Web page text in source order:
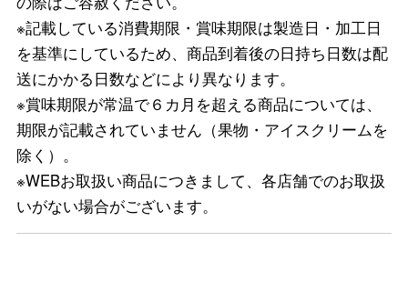
※記載している消費期限・賞味期限は製造日・加工日
を基準にしているため、商品到着後の日持ち日数は配
送にかかる日数などにより異なります。
※賞味期限が常温で６カ月を超える商品については、
期限が記載されていません（果物・アイスクリームを
除く）。
※WEBお取扱い商品につきまして、各店舗でのお取扱
いがない場合がございます。